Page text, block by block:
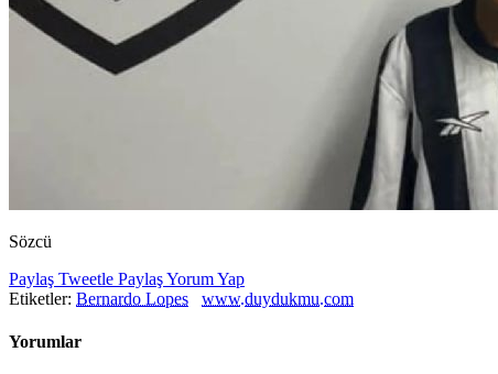
Sözcü
Paylaş Tweetle PaylaşYorum Yap
Etiketler: Bernardo Lopes www.duydukmu.com
Yorumlar